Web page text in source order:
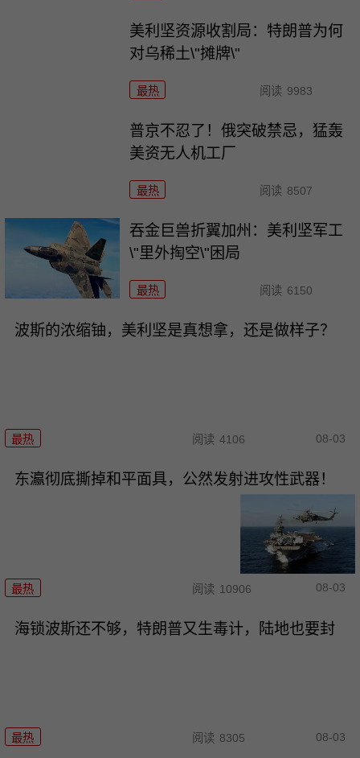
美利坚资源收割局：特朗普为何
对乌稀土\"摊牌\"
最热 阅读 9983
普京不忍了！俄突破禁忌，猛轰
美资无人机工厂
最热 阅读 8507
吞金巨兽折翼加州：美利坚军工
\"里外掏空\"困局
最热 阅读 6150
波斯的浓缩铀，美利坚是真想拿，还是做样子？
最热 阅读 4106 08-03
东瀛彻底撕掉和平面具，公然发射进攻性武器！
最热 阅读 10906 08-03
海锁波斯还不够，特朗普又生毒计，陆地也要封
最热 阅读 8305 08-03